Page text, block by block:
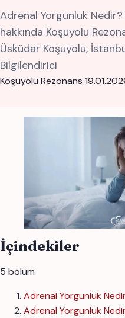
Adrenal Yorgunluk
hakkında Koşuyolu
Üsküdar Koşuyolu,
Bilgilendirici
Koşuyolu Rezonans
İçindekiler
5 bölüm
Adrenal Yorgunluk
Adrenal Yorgunluk